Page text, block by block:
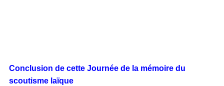
Conclusion de cette Journée de la mémoire du
scoutisme laïque